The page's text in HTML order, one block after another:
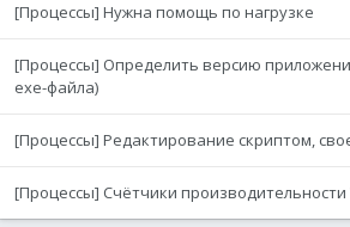
[Процессы] Нужна помощь по нагрузке
[Процессы] Определить версию
exe-файла)
[Процессы] Редактирование скриптом,
[Процессы] Счётчики производительности